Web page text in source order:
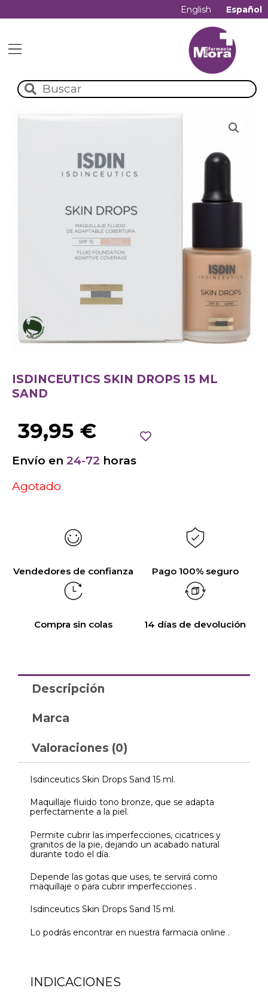
English Español
ISDINCEUTICS SKIN DROPS 15 ML
SAND
39,95 €
Envío en 24-72 horas
Agotado
Vendedores de confianza Pago 100% seguro
Compra sin colas 14 días de devolución
Descripción
Marca
Valoraciones (0)
Isdinceutics Skin Drops Sand 15 ml.
Maquillaje fluido tono bronze, que se adapta
perfectamente a la piel.
Permite cubrir las imperfecciones, cicatrices y
granitos de la pie, dejando un acabado natural
durante todo el día.
Depende las gotas que uses, te servirá como
maquillaje o para cubrir imperfecciones .
Isdinceutics Skin Drops Sand 15 ml.
Lo podrás encontrar en nuestra farmacia online .
INDICACIONES